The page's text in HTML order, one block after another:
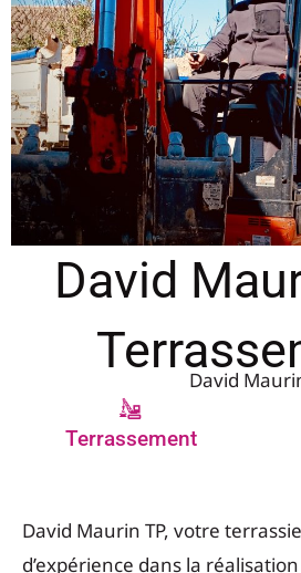
David
David
Terrassement
David Maurin TP, votre
d’expérience dans la